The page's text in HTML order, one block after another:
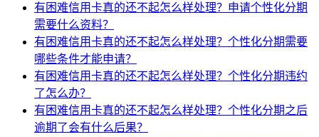
有困难信用卡真的还不起怎么样处理？申请个性化分期
需要什么资料？
有困难信用卡真的还不起怎么样处理？个性化分期需要
哪些条件才能申请？
有困难信用卡真的还不起怎么样处理？个性化分期违约
了怎么办？
有困难信用卡真的还不起怎么样处理？个性化分期之后
逾期了会有什么后果？